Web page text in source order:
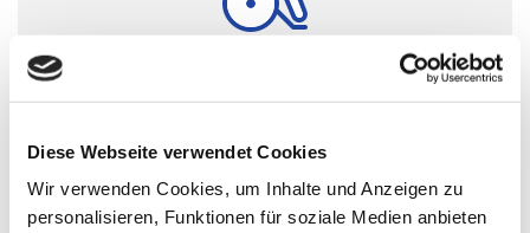
Diese Webseite verwendet Cookies
Wir verwenden Cookies, um Inhalte und Anzeigen zu
personalisieren, Funktionen für soziale Medien anbieten
möchten oder einen Arzttermin haben, wir fahren
Sie sicher in unseren rollstuhlgerechten
Fahrzeugen.